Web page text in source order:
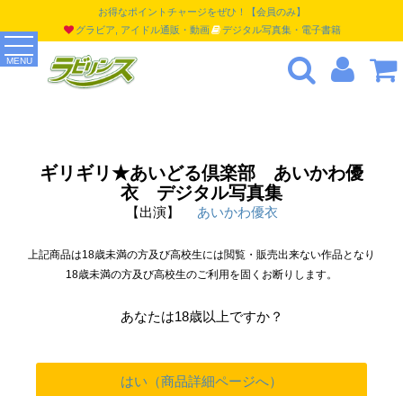
MENU
お得なポイントチャージをぜひ！【会員のみ】
グラビア, アイドル通販・動画
デジタル写真集・電子書籍
ギリギリ★あいどる倶楽部 あいかわ優
衣 デジタル写真集
【出演】 あいかわ優衣
上記商品は18歳未満の方及び高校生には閲覧・販売出来ない作品となり
18歳未満の方及び高校生のご利用を固くお断りします。
あなたは18歳以上ですか？
はい（商品詳細ページへ）